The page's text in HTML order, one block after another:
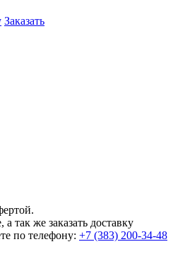
Заказать
так же заказать доставку
по телефону: +7 (383) 200-34-48